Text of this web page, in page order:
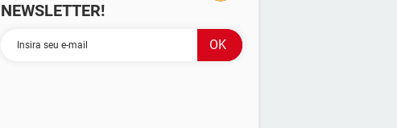
NEWSLETTER!